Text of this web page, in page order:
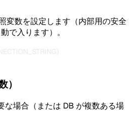
変数を設定します（内部用の安全
で入ります）。
）
な場合（または DB が複数ある場